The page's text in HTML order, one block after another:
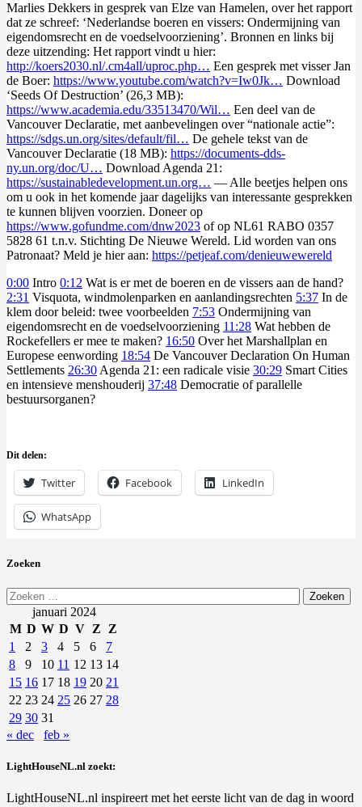
Marlies Dekkers in gesprek van Elze van Hamelen, over het rapport
dat ze schreef: ‘Nederlandse boeren en vissers: Ondermijning van
eigendomsrecht en de voedselvoorziening’. Bronnen en links bij
deze uitzending: Het rapport vindt u hier:
http://koers2030.nl/.cm4all/uproc.php… Een gesprek met visser Jan
de Boer: https://www.youtube.com/watch?v=Iw0Jk… Download
‘Seeds Of Destruction’ (26,3 MB):
https://www.academia.edu/33513470/Wil… Een deel van de
Vancouver Declaratie, met aanbevelingen over “nationale actie”:
https://sdgs.un.org/sites/default/fil… De gehele tekst van de
Vancouver Declaratie (18 MB): https://documents-dds-
ny.un.org/doc/U… Download Agenda 21:
https://sustainabledevelopment.un.org… — Alle beetjes helpen ons
om u ook in het komende jaar dagelijks van interessante gesprekken
te kunnen blijven voorzien. Doneer op
https://www.gofundme.com/dnw2023 of op NL61 RABO 0357
5828 61 t.n.v. Stichting De Nieuwe Wereld. Lid worden van ons
Patronaat? Meld je hier aan: https://petjeaf.com/denieuwewereld
0:00 Intro 0:12 Wat is er met de boeren en de vissers aan de hand?
2:31 Visquota, windmolenparken en aanlandingsrechten 5:37 In de
klem door beleid: twee voorbeelden 7:53 Ondermijning van
eigendomsrecht en de voedselvoorziening 11:28 Wat hebben de
Rockefellers er mee te maken? 16:50 Over het Marshallplan en
Europese eenwording 18:54 De Vancouver Declaration On Human
Settlements 26:30 Agenda 21: een radicale visie 30:29 Smart Cities
en intensieve menshouderij 37:48 Democratie of parallelle
bestuursorganen?
Dit delen:
Twitter Facebook LinkedIn
WhatsApp
Zoeken
Zoeken
naar:januari 2024
M D W D V Z
Z
1
2 3 4 5 6
7
8
9 10 11 12 13 14
15 16 17 18 19 20 21
22 23 24 25 26 27 28
29 30 31
« dec
feb »
LightHouseNL.nl zoekt:
LightHouseNL.nl inspireert met het eerste licht van de dag in woord